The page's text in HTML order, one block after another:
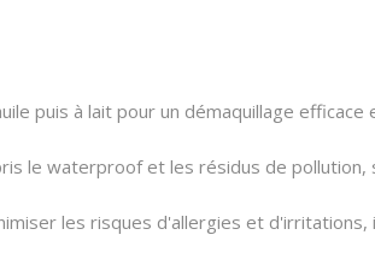
puis à lait pour un démaquillage efficace
le waterproof et les résidus de
les risques d'allergies et